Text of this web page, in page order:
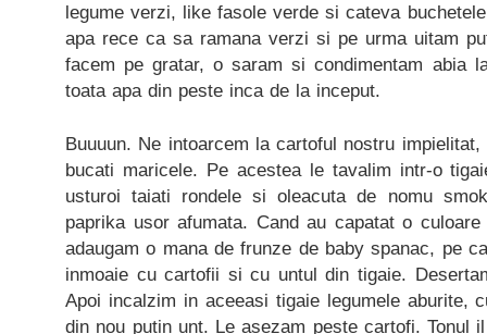
legume verzi, like fasole verde si cateva
apa rece ca sa ramana verzi si pe urma uitam
facem pe gratar, o saram si condimentam abia
toata apa din peste inca de la inceput.
Buuuun. Ne intoarcem la cartoful nostru
bucati maricele. Pe acestea le tavalim intr-o
usturoi taiati rondele si oleacuta de nomu
paprika usor afumata. Cand au capatat o
adaugam o mana de frunze de baby spanac, pe
inmoaie cu cartofii si cu untul din tigaie.
Apoi incalzim in aceeasi tigaie legumele aburite,
din nou putin unt. Le asezam peste cartofi. Tonul